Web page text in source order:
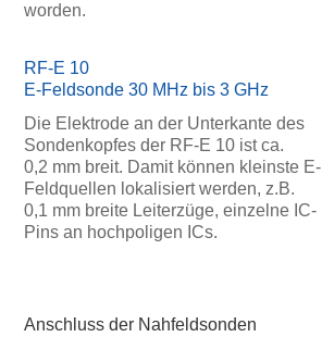
worden.
RF-E 10
E-Feldsonde 30 MHz bis 3 GHz
Die Elektrode an der Unterkante des
Sondenkopfes der RF-E 10 ist ca.
0,2 mm breit. Damit können kleinste E-
Feldquellen lokalisiert werden, z.B.
0,1 mm breite Leiterzüge, einzelne IC-
Pins an hochpoligen ICs.
Anschluss der Nahfeldsonden